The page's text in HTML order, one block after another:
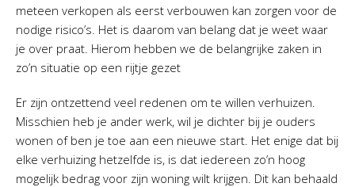
meteen verkopen als eerst verbouwen kan zorgen voor de
nodige risico’s. Het is daarom van belang dat je weet waar
je over praat. Hierom hebben we de belangrijke zaken in
zo’n situatie op een rijtje gezet
Er zijn ontzettend veel redenen om te willen verhuizen.
Misschien heb je ander werk, wil je dichter bij je ouders
wonen of ben je toe aan een nieuwe start. Het enige dat bij
elke verhuizing hetzelfde is, is dat iedereen zo’n hoog
mogelijk bedrag voor zijn woning wilt krijgen. Dit kan behaald